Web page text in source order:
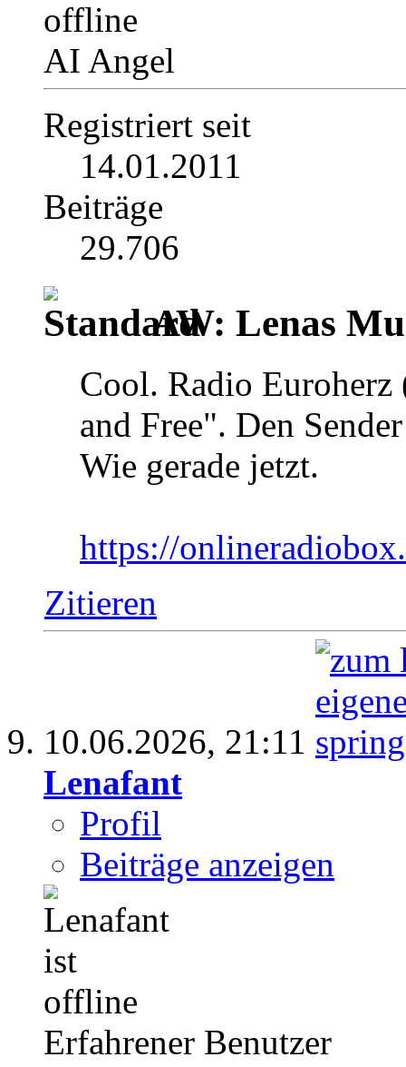
AI Angel
Registriert seit
14.01.2011
Beiträge
29.706
AW: Lenas
Cool. Radio
and Free". Den
Wie gerade jetzt.
https://
Zitieren
10.06.2026, 21:11
Lenafant
Profil
Beiträge anzeigen
Erfahrener Benutzer